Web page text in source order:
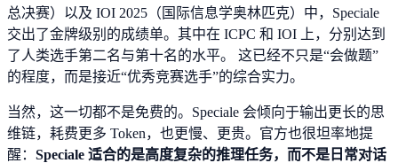
总决赛）以及 IOI 2025（国际信息学奥林匹克）中，Speciale
交出了金牌级别的成绩单。其中在 ICPC 和 IOI 上，分别达到
了人类选手第二名与第十名的水平。 这已经不只是“会做题”
的程度，而是接近“优秀竞赛选手”的综合实力。
当然，这一切都不是免费的。Speciale 会倾向于输出更长的思
维链，耗费更多 Token，也更慢、更贵。官方也很坦率地提
醒： Speciale 适合的是高度复杂的推理任务，而不是日常对话